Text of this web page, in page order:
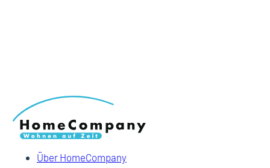
Über HomeCompany